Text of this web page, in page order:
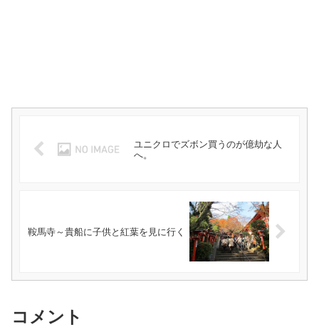
ユニクロでズボン買うのが億劫な人
へ。
鞍馬寺～貴船に子供と紅葉を見に行く
コメント